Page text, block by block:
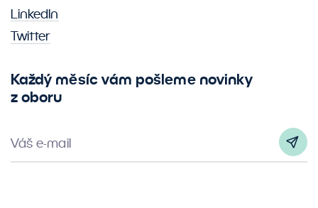
LinkedIn
Twitter
Každý měsíc vám pošleme novinky
z oboru
Váš e-mail